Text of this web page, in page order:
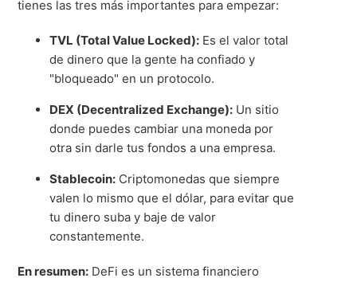
tienes las tres más importantes para empezar:
TVL (Total Value Locked): Es el valor total
de dinero que la gente ha confiado y
"bloqueado" en un protocolo.
DEX (Decentralized Exchange): Un sitio
donde puedes cambiar una moneda por
otra sin darle tus fondos a una empresa.
Stablecoin: Criptomonedas que siempre
valen lo mismo que el dólar, para evitar que
tu dinero suba y baje de valor
constantemente.
En resumen: DeFi es un sistema financiero